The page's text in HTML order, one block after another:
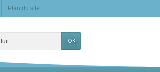
Plan du site
OK